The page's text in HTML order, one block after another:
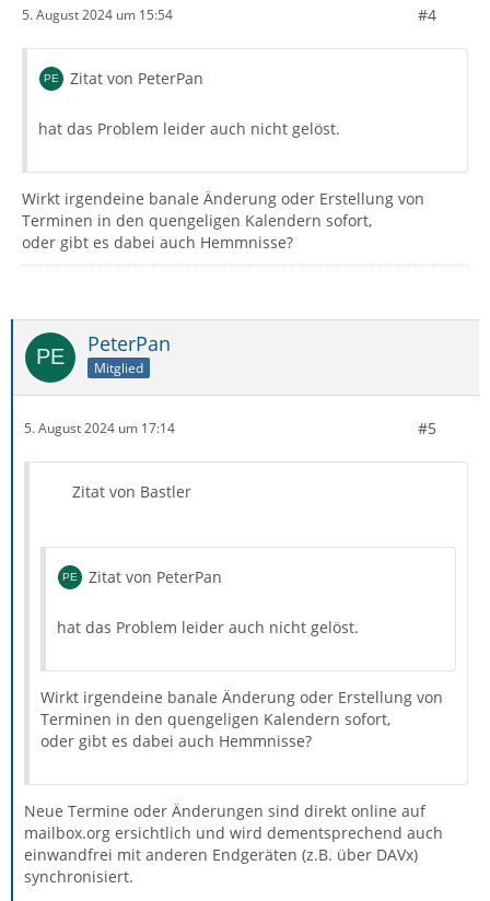
5. August 2024 um 15:54 #4
Zitat von PeterPan
hat das Problem leider auch nicht gelöst.
Wirkt irgendeine banale Änderung oder Erstellung von
Terminen in den quengeligen Kalendern sofort,
oder gibt es dabei auch Hemmnisse?
PeterPan
Mitglied
5. August 2024 um 17:14 #5
Zitat von Bastler
Zitat von PeterPan
hat das Problem leider auch nicht gelöst.
Wirkt irgendeine banale Änderung oder Erstellung von
Terminen in den quengeligen Kalendern sofort,
oder gibt es dabei auch Hemmnisse?
Neue Termine oder Änderungen sind direkt online auf
mailbox.org ersichtlich und wird dementsprechend auch
einwandfrei mit anderen Endgeräten (z.B. über DAVx)
synchronisiert.